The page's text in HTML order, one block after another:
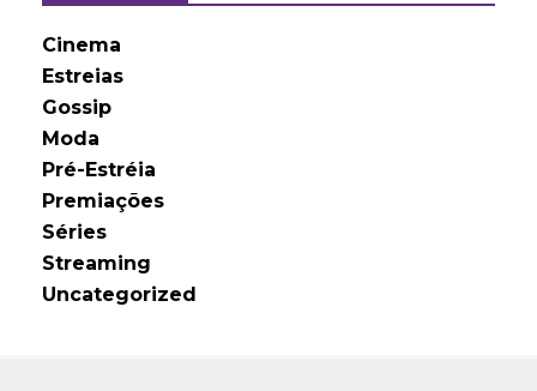
Cinema
Estreias
Gossip
Moda
Pré-Estréia
Premiações
Séries
Streaming
Uncategorized